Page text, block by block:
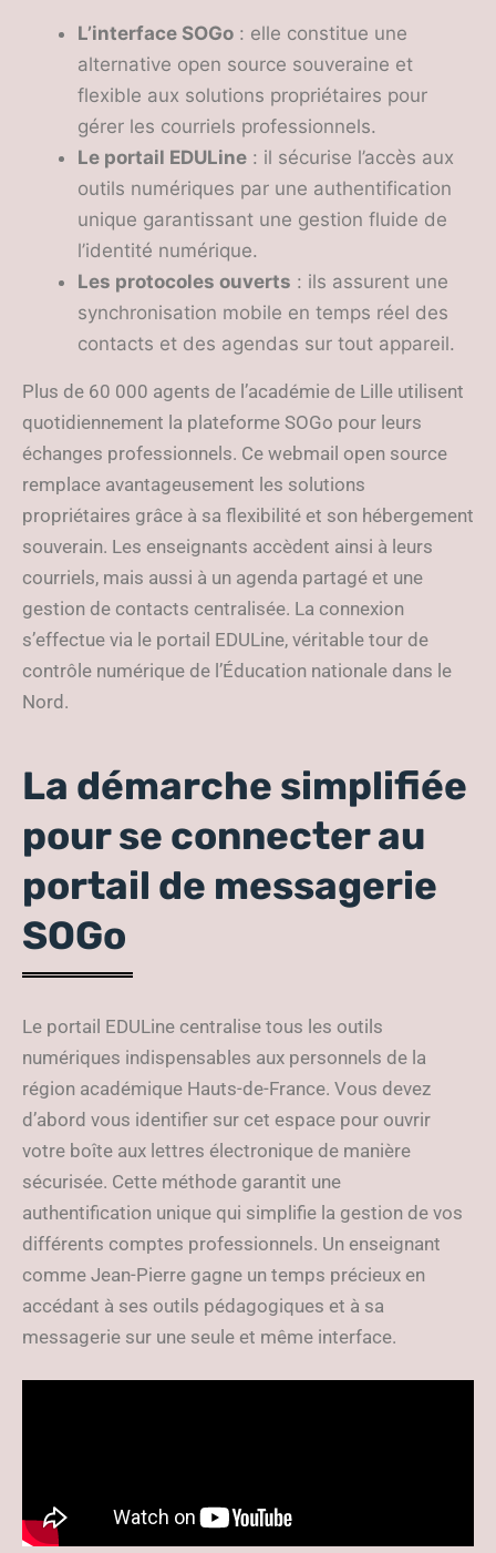
L’interface SOGo : elle constitue une
alternative open source souveraine et
flexible aux solutions propriétaires pour
gérer les courriels professionnels.
Le portail EDULine : il sécurise l’accès aux
outils numériques par une authentification
unique garantissant une gestion fluide de
l’identité numérique.
Les protocoles ouverts : ils assurent une
synchronisation mobile en temps réel des
contacts et des agendas sur tout appareil.
Plus de 60 000 agents de l’académie de Lille utilisent
quotidiennement la plateforme SOGo pour leurs
échanges professionnels. Ce webmail open source
remplace avantageusement les solutions
propriétaires grâce à sa flexibilité et son hébergement
souverain. Les enseignants accèdent ainsi à leurs
courriels, mais aussi à un agenda partagé et une
gestion de contacts centralisée. La connexion
s’effectue via le portail EDULine, véritable tour de
contrôle numérique de l’Éducation nationale dans le
Nord.
La démarche simplifiée
pour se connecter au
portail de messagerie
SOGo
Le portail EDULine centralise tous les outils
numériques indispensables aux personnels de la
région académique Hauts-de-France. Vous devez
d’abord vous identifier sur cet espace pour ouvrir
votre boîte aux lettres électronique de manière
sécurisée. Cette méthode garantit une
authentification unique qui simplifie la gestion de vos
différents comptes professionnels. Un enseignant
comme Jean-Pierre gagne un temps précieux en
accédant à ses outils pédagogiques et à sa
messagerie sur une seule et même interface.